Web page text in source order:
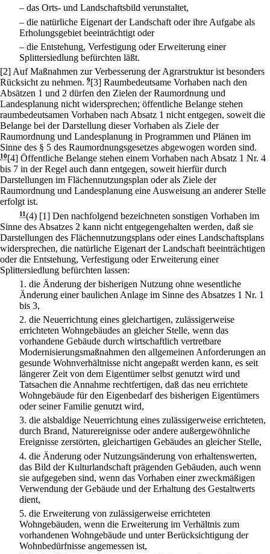
– das Orts- und Landschaftsbild verunstaltet,
– die natürliche Eigenart der Landschaft oder ihre Aufgabe als
Erholungsgebiet beeinträchtigt oder
– die Entstehung, Verfestigung oder Erweiterung einer
Splittersiedlung befürchten läßt.
[2] Auf Maßnahmen zur Verbesserung der Agrarstruktur ist besonders
Rücksicht zu nehmen. 9[3] Raumbedeutsame Vorhaben nach den
Absätzen 1 und 2 dürfen den Zielen der Raumordnung und
Landesplanung nicht widersprechen; öffentliche Belange stehen
raumbedeutsamen Vorhaben nach Absatz 1 nicht entgegen, soweit die
Belange bei der Darstellung dieser Vorhaben als Ziele der
Raumordnung und Landesplanung in Programmen und Plänen im
Sinne des § 5 des Raumordnungsgesetzes abgewogen worden sind.
10[4] Öffentliche Belange stehen einem Vorhaben nach Absatz 1 Nr. 4
bis 7 in der Regel auch dann entgegen, soweit hierfür durch
Darstellungen im Flächennutzungsplan oder als Ziele der
Raumordnung und Landesplanung eine Ausweisung an anderer Stelle
erfolgt ist.
11 (4) [1] Den nachfolgend bezeichneten sonstigen Vorhaben im
Sinne des Absatzes 2 kann nicht entgegengehalten werden, daß sie
Darstellungen des Flächennutzungsplans oder eines Landschaftsplans
widersprechen, die natürliche Eigenart der Landschaft beeinträchtigen
oder die Entstehung, Verfestigung oder Erweiterung einer
Splittersiedlung befürchten lassen:
1. die Änderung der bisherigen Nutzung ohne wesentliche
Änderung einer baulichen Anlage im Sinne des Absatzes 1 Nr. 1
bis 3,
2. die Neuerrichtung eines gleichartigen, zulässigerweise
errichteten Wohngebäudes an gleicher Stelle, wenn das
vorhandene Gebäude durch wirtschaftlich vertretbare
Modernisierungsmaßnahmen den allgemeinen Anforderungen an
gesunde Wohnverhältnisse nicht angepaßt werden kann, es seit
längerer Zeit von dem Eigentümer selbst genutzt wird und
Tatsachen die Annahme rechtfertigen, daß das neu errichtete
Wohngebäude für den Eigenbedarf des bisherigen Eigentümers
oder seiner Familie genutzt wird,
3. die alsbaldige Neuerrichtung eines zulässigerweise errichteten,
durch Brand, Naturereignisse oder andere außergewöhnliche
Ereignisse zerstörten, gleichartigen Gebäudes an gleicher Stelle,
4. die Änderung oder Nutzungsänderung von erhaltenswerten,
das Bild der Kulturlandschaft prägenden Gebäuden, auch wenn
sie aufgegeben sind, wenn das Vorhaben einer zweckmäßigen
Verwendung der Gebäude und der Erhaltung des Gestaltwerts
dient,
5. die Erweiterung von zulässigerweise errichteten
Wohngebäuden, wenn die Erweiterung im Verhältnis zum
vorhandenen Wohngebäude und unter Berücksichtigung der
Wohnbedürfnisse angemessen ist,